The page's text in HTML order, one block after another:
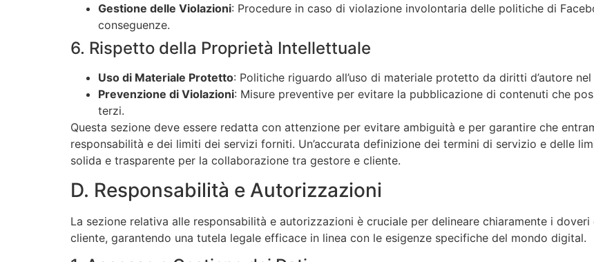
Gestione delle Violazioni: Procedure in caso di violazione involontaria delle politiche di
conseguenze.
6. Rispetto della Proprietà Intellettuale
Uso di Materiale Protetto: Politiche riguardo all’uso di materiale protetto da diritti d’autore
Prevenzione di Violazioni: Misure preventive per evitare la pubblicazione di contenuti che
terzi.
Questa sezione deve essere redatta con attenzione per evitare ambiguità e per garantire che
responsabilità e dei limiti dei servizi forniti. Un’accurata definizione dei termini di servizio e delle
solida e trasparente per la collaborazione tra gestore e cliente.
D. Responsabilità e Autorizzazioni
La sezione relativa alle responsabilità e autorizzazioni è cruciale per delineare chiaramente i
cliente, garantendo una tutela legale efficace in linea con le esigenze specifiche del mondo digital.